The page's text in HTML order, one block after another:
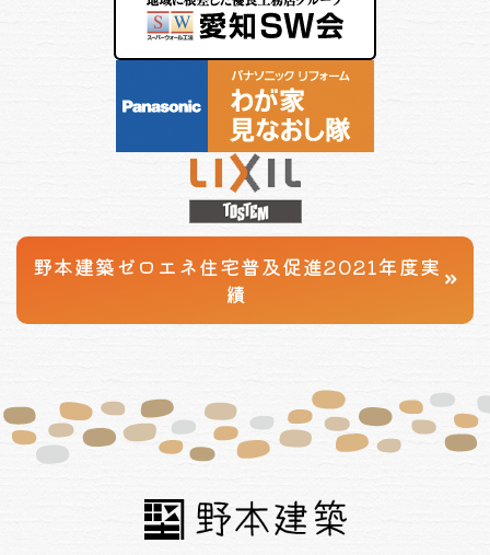
野本建築ゼロエネ住宅普及促進2021年度実
績